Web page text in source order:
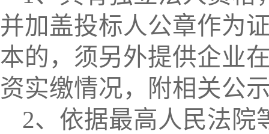
并加盖投标人公章作为
本的，须另外提供企业
资实缴情况，附相关公
2、依据最高人民法院